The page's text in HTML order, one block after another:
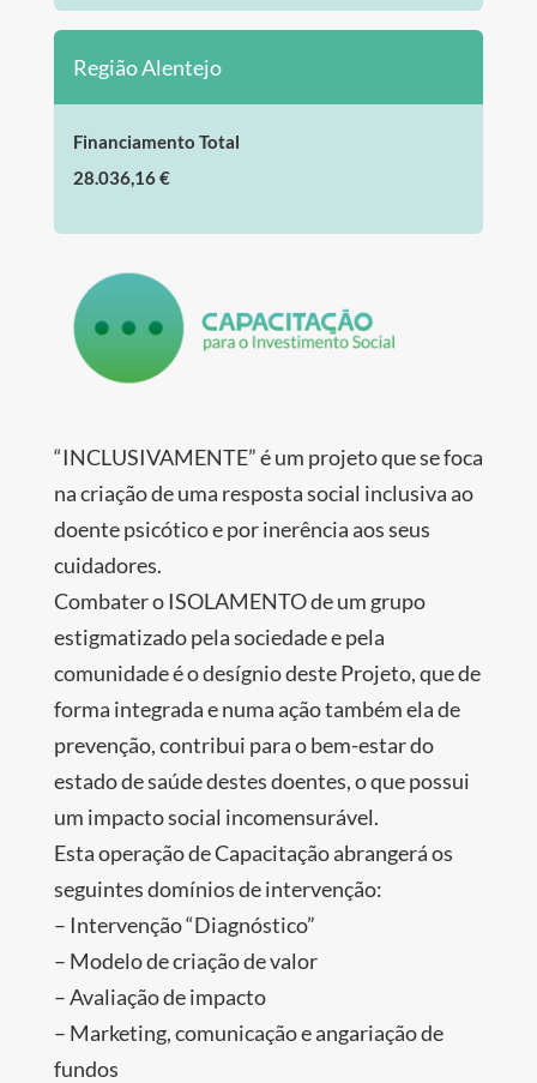
Região Alentejo
Financiamento Total
28.036,16 €
“INCLUSIVAMENTE” é um projeto que se foca
na criação de uma resposta social inclusiva ao
doente psicótico e por inerência aos seus
cuidadores.
Combater o ISOLAMENTO de um grupo
estigmatizado pela sociedade e pela
comunidade é o desígnio deste Projeto, que de
forma integrada e numa ação também ela de
prevenção, contribui para o bem-estar do
estado de saúde destes doentes, o que possui
um impacto social incomensurável.
Esta operação de Capacitação abrangerá os
seguintes domínios de intervenção:
– Intervenção “Diagnóstico”
– Modelo de criação de valor
– Avaliação de impacto
– Marketing, comunicação e angariação de
fundos